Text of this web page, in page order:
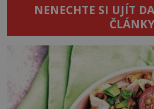
NENECHTE SI UJÍT
ČLÁNKY